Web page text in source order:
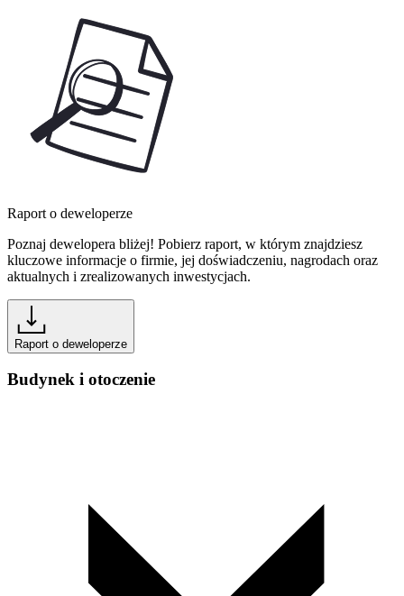
Raport o deweloperze
Poznaj dewelopera bliżej! Pobierz raport, w którym znajdziesz
kluczowe informacje o firmie, jej doświadczeniu, nagrodach oraz
aktualnych i zrealizowanych inwestycjach.
Raport o deweloperze
Budynek i otoczenie